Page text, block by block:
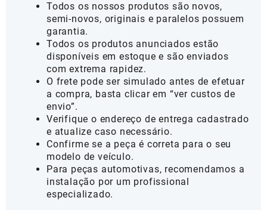
Todos os nossos produtos são novos,
semi-novos, originais e paralelos possuem
garantia.
Todos os produtos anunciados estão
disponíveis em estoque e são enviados
com extrema rapidez.
O frete pode ser simulado antes de efetuar
a compra, basta clicar em “ver custos de
envio”.
Verifique o endereço de entrega cadastrado
e atualize caso necessário.
Confirme se a peça é correta para o seu
modelo de veículo.
Para peças automotivas, recomendamos a
instalação por um profissional
especializado.